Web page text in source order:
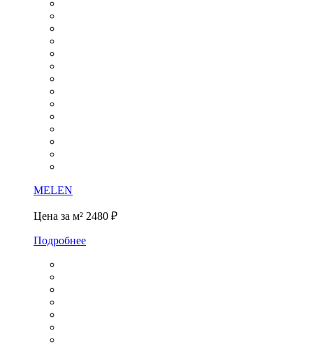
MELEN
Цена за м² 2480 ₽
Подробнее